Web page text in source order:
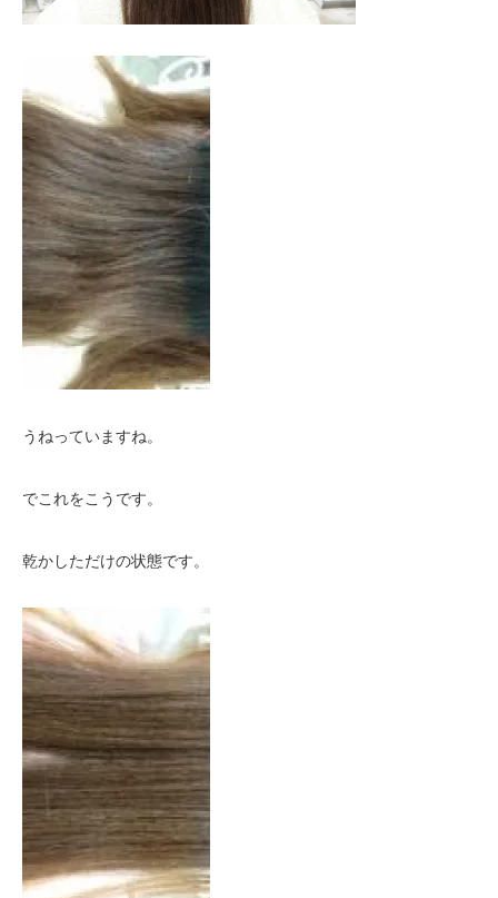
うねっていますね。
でこれをこうです。
乾かしただけの状態です。